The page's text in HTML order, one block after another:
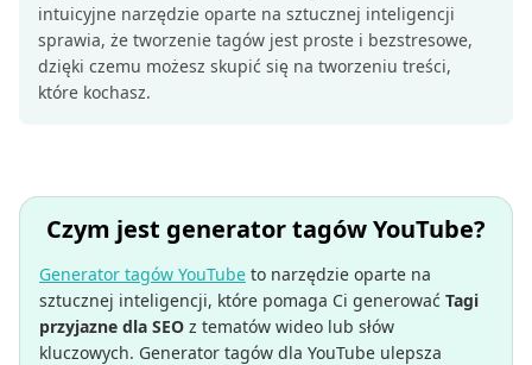
intuicyjne narzędzie oparte na sztucznej inteligencji
sprawia, że ​​tworzenie tagów jest proste i bezstresowe,
dzięki czemu możesz skupić się na tworzeniu treści,
które kochasz.
Czym jest generator tagów YouTube?
Generator tagów YouTube to narzędzie oparte na
sztucznej inteligencji, które pomaga Ci generować Tagi
przyjazne dla SEO z tematów wideo lub słów
kluczowych. Generator tagów dla YouTube ulepsza